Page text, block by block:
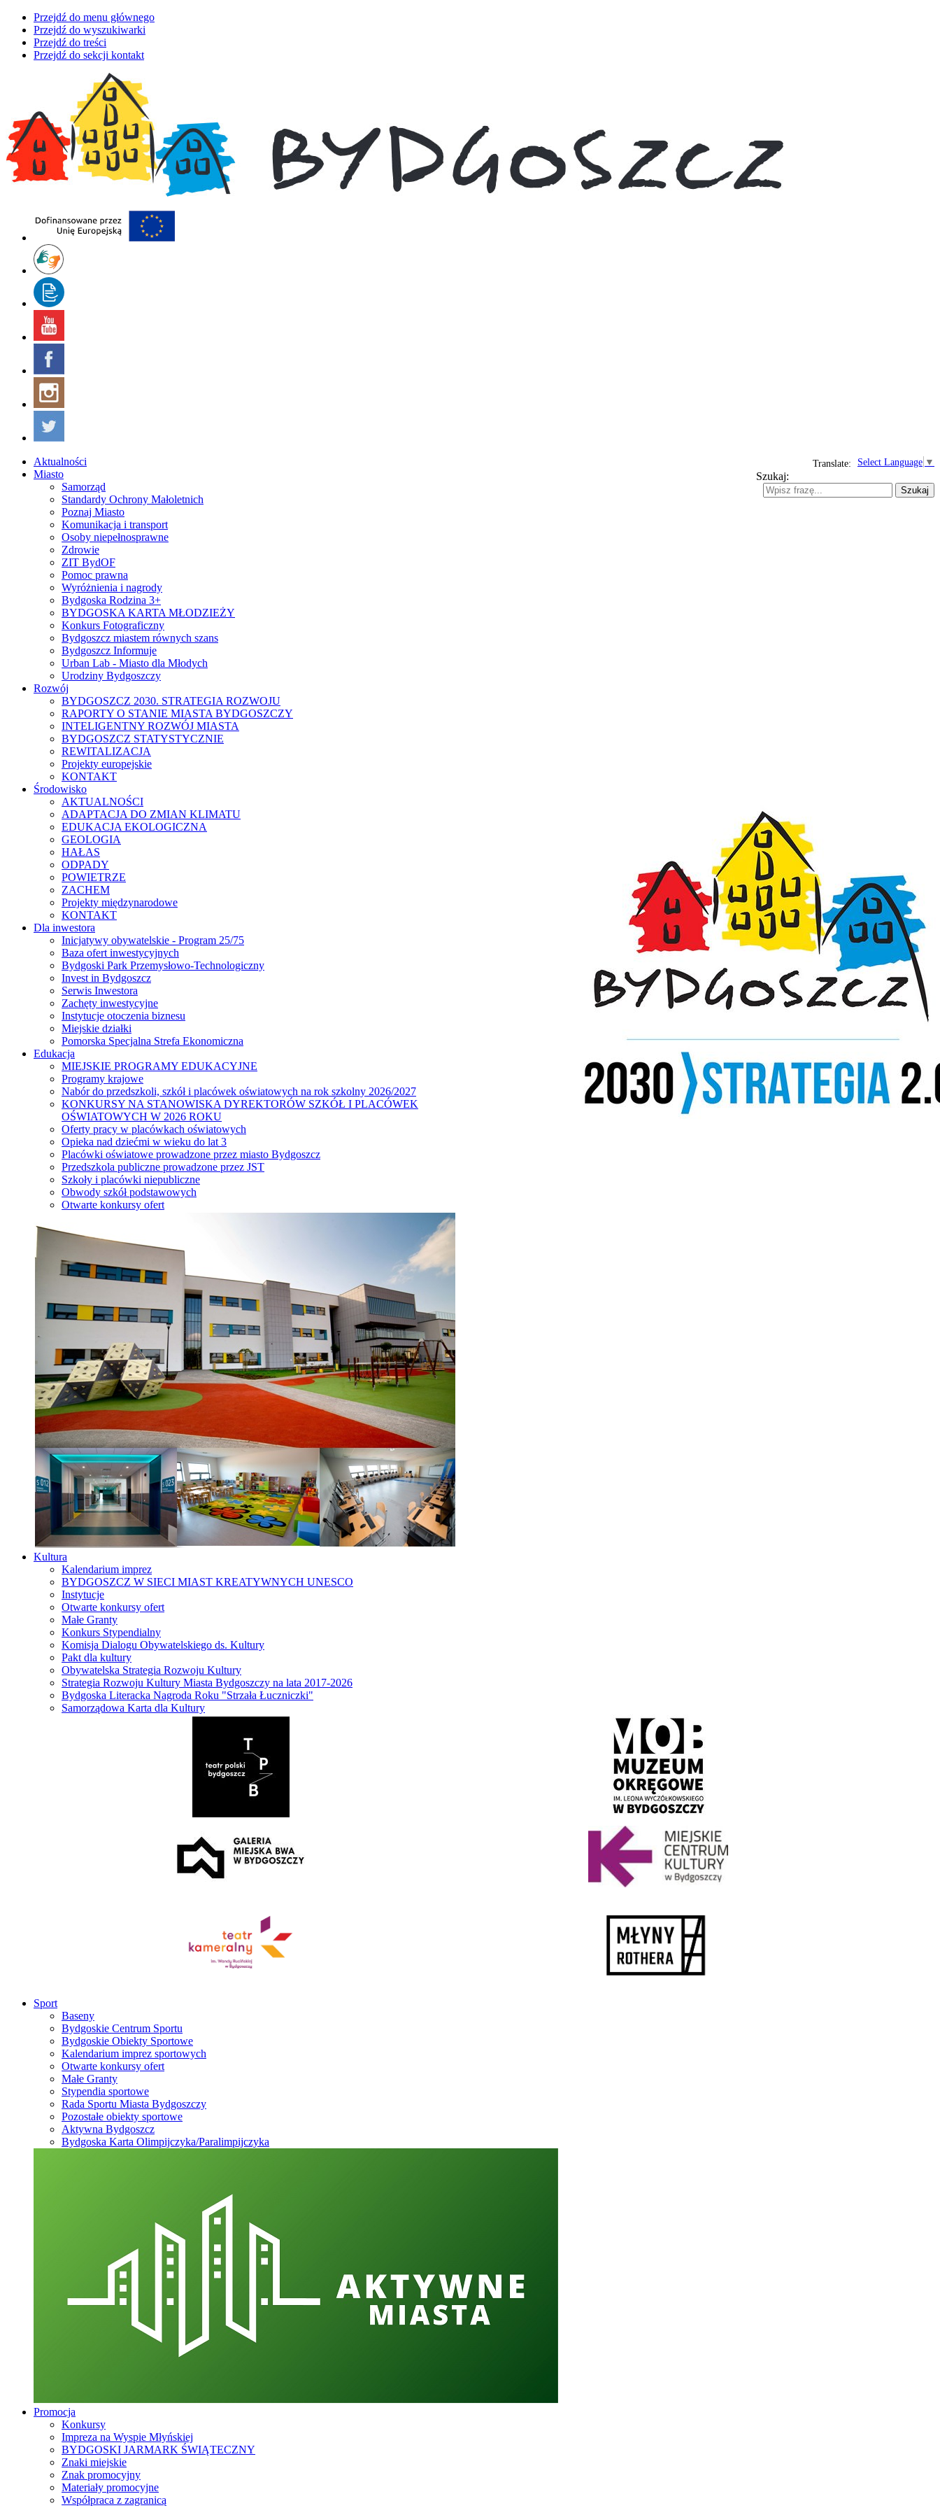
Przejdź do menu głównego
Przejdź do wyszukiwarki
Przejdź do treści
Przejdź do sekcji kontakt
Select Language ▼
Translate:
Szukaj:
Szukaj
Aktualności
Miasto
Samorząd
Standardy Ochrony Małoletnich
Poznaj Miasto
Komunikacja i transport
Osoby niepełnosprawne
Zdrowie
ZIT BydOF
Pomoc prawna
Wyróżnienia i nagrody
Bydgoska Rodzina 3+
BYDGOSKA KARTA MŁODZIEŻY
Konkurs Fotograficzny
Bydgoszcz miastem równych szans
Bydgoszcz Informuje
Urban Lab - Miasto dla Młodych
Urodziny Bydgoszczy
Rozwój
BYDGOSZCZ 2030. STRATEGIA ROZWOJU
RAPORTY O STANIE MIASTA BYDGOSZCZY
INTELIGENTNY ROZWÓJ MIASTA
BYDGOSZCZ STATYSTYCZNIE
REWITALIZACJA
Projekty europejskie
KONTAKT
Środowisko
AKTUALNOŚCI
ADAPTACJA DO ZMIAN KLIMATU
EDUKACJA EKOLOGICZNA
GEOLOGIA
HAŁAS
ODPADY
POWIETRZE
ZACHEM
Projekty międzynarodowe
KONTAKT
Dla inwestora
Inicjatywy obywatelskie - Program 25/75
Baza ofert inwestycyjnych
Bydgoski Park Przemysłowo-Technologiczny
Invest in Bydgoszcz
Serwis Inwestora
Zachęty inwestycyjne
Instytucje otoczenia biznesu
Miejskie działki
Pomorska Specjalna Strefa Ekonomiczna
Edukacja
MIEJSKIE PROGRAMY EDUKACYJNE
Programy krajowe
Nabór do przedszkoli, szkół i placówek oświatowych na rok szkolny 2026/2027
KONKURSY NA STANOWISKA DYREKTORÓW SZKÓŁ I PLACÓWEK
OŚWIATOWYCH W 2026 ROKU
Oferty pracy w placówkach oświatowych
Opieka nad dziećmi w wieku do lat 3
Placówki oświatowe prowadzone przez miasto Bydgoszcz
Przedszkola publiczne prowadzone przez JST
Szkoły i placówki niepubliczne
Obwody szkół podstawowych
Otwarte konkursy ofert
Kultura
Kalendarium imprez
BYDGOSZCZ W SIECI MIAST KREATYWNYCH UNESCO
Instytucje
Otwarte konkursy ofert
Małe Granty
Konkurs Stypendialny
Komisja Dialogu Obywatelskiego ds. Kultury
Pakt dla kultury
Obywatelska Strategia Rozwoju Kultury
Strategia Rozwoju Kultury Miasta Bydgoszczy na lata 2017-2026
Bydgoska Literacka Nagroda Roku "Strzała Łuczniczki"
Samorządowa Karta dla Kultury
Sport
Baseny
Bydgoskie Centrum Sportu
Bydgoskie Obiekty Sportowe
Kalendarium imprez sportowych
Otwarte konkursy ofert
Małe Granty
Stypendia sportowe
Rada Sportu Miasta Bydgoszczy
Pozostałe obiekty sportowe
Aktywna Bydgoszcz
Bydgoska Karta Olimpijczyka/Paralimpijczyka
Promocja
Konkursy
Impreza na Wyspie Młyńskiej
BYDGOSKI JARMARK ŚWIĄTECZNY
Znaki miejskie
Znak promocyjny
Materiały promocyjne
Współpraca z zagranicą